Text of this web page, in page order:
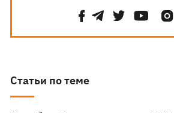
Статьи по теме